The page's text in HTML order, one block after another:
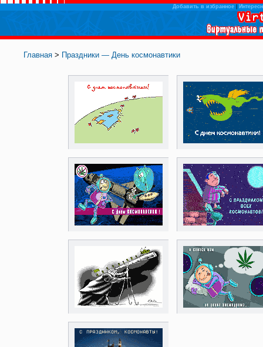
Добавить в избранное|
Главная > Праздники — День космонавтики